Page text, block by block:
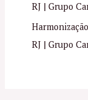
RJ | Grupo
RJ | Grupo